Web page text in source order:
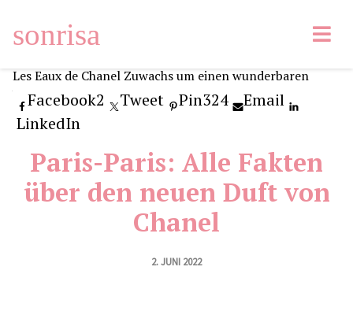
sonrisa
Facebook2 Tweet Pin324
Email
LinkedIn
Paris-Paris: Alle Fakten
über den neuen Duft von
Chanel
2. JUNI 2022